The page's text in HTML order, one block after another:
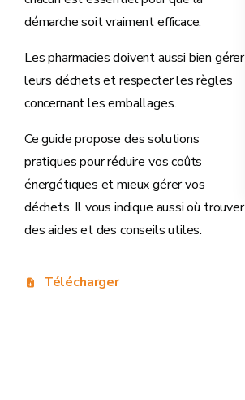
démarche soit vraiment efficace.
Les pharmacies doivent aussi bien gérer
leurs déchets et respecter les règles
concernant les emballages.
Ce guide propose des solutions
pratiques pour réduire vos coûts
énergétiques et mieux gérer vos
déchets. Il vous indique aussi où trouver
des aides et des conseils utiles.
Télécharger